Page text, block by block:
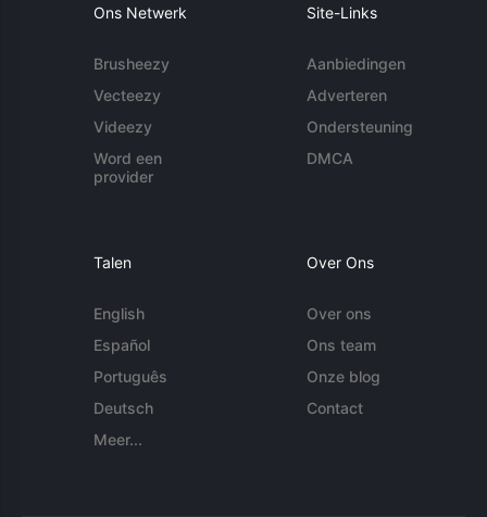
Ons Netwerk
Brusheezy
Vecteezy
Videezy
Word een
provider
Site-Links
Aanbiedingen
Adverteren
Ondersteuning
DMCA
Talen
English
Español
Português
Deutsch
Meer...
Over Ons
Over ons
Ons team
Onze blog
Contact